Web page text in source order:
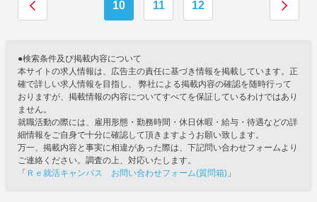
10 11 12
●検索条件及び掲載内容について
本サイトの求人情報は、広告主の責任に基づき情報を掲載しています。正
確で詳しい求人情報を目指し、 弊社による掲載内容の確認を随時行って
おりますが、掲載情報の内容についてすべてを保証しているわけではあり
ません。
就職活動の際には、雇用形態・勤務時間・休日休暇・給与・待遇などの詳
細情報をご自身で十分に確認して頂きますようお願い致します。
万一、掲載内容と事実に相違があった際は、下記問い合わせフォームより
ご連絡ください。調査の上、対応いたします。
「 Ｒｅ就活キャンパス お問い合わせフォーム(質問箱) 」